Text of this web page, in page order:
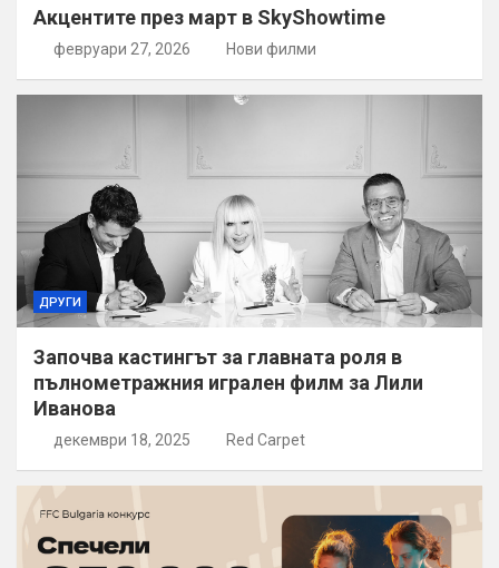
Акцентите през март в SkyShowtime
февруари 27, 2026 Нови филми
ДРУГИ
Започва кастингът за главната роля в
пълнометражния игрален филм за Лили
Иванова
декември 18, 2025 Red Carpet